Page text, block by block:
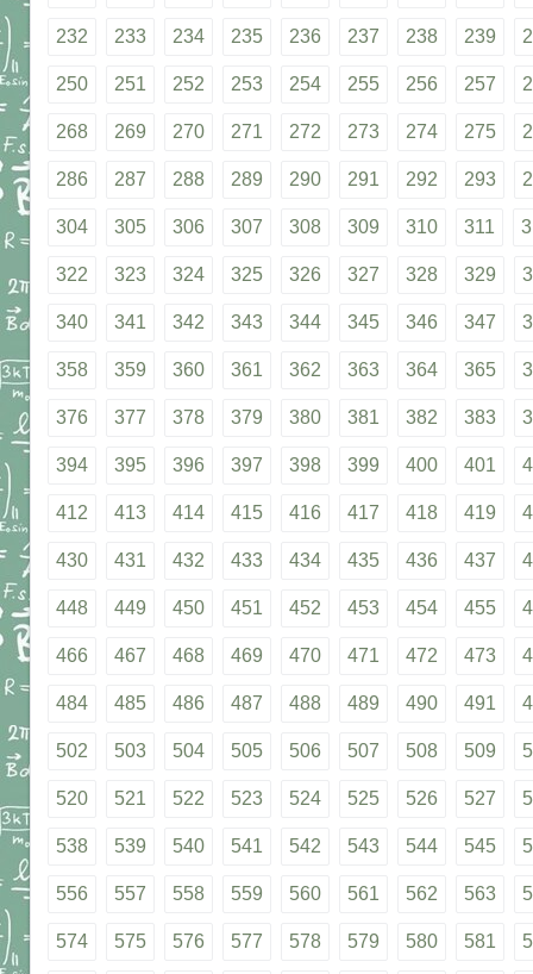
232 233 234 235 236 237 238 239
250 251 252 253 254 255 256 257
268 269 270 271 272 273 274 275
286 287 288 289 290 291 292 293
304 305 306 307 308 309 310 311
322 323 324 325 326 327 328 329
340 341 342 343 344 345 346 347
358 359 360 361 362 363 364 365
376 377 378 379 380 381 382 383
394 395 396 397 398 399 400 401
412 413 414 415 416 417 418 419
430 431 432 433 434 435 436 437
448 449 450 451 452 453 454 455
466 467 468 469 470 471 472 473
484 485 486 487 488 489 490 491
502 503 504 505 506 507 508 509
520 521 522 523 524 525 526 527
538 539 540 541 542 543 544 545
556 557 558 559 560 561 562 563
574 575 576 577 578 579 580 581